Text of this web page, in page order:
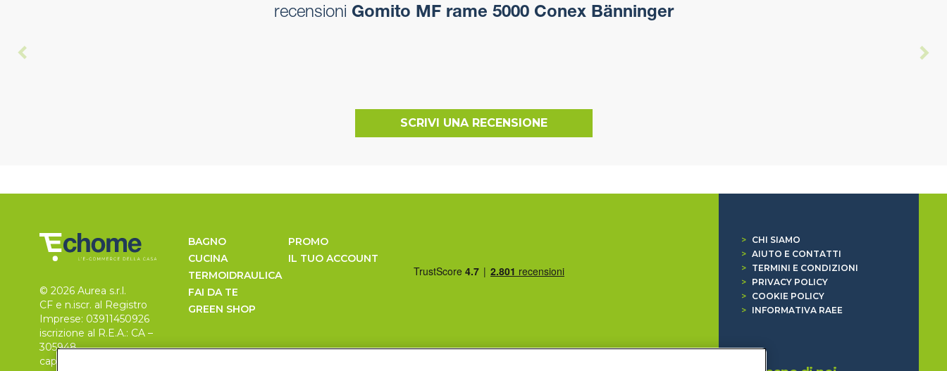
recensioni Gomito MF rame 5000 Conex Bänninger
SCRIVI UNA RECENSIONE
© 2026 Aurea s.r.l.
CF e n.iscr. al Registro
Imprese: 03911450926
iscrizione al R.E.A.: CA –
305948
capitale sociale 30.000
BAGNO
CUCINA
TERMOIDRAULICA
FAI DA TE
GREEN SHOP
PROMO
IL TUO ACCOUNT
>
CHI SIAMO
> AIUTO E CONTATTI
>
TERMINI E CONDIZIONI
>
PRIVACY POLICY
>
COOKIE POLICY
>
INFORMATIVA RAEE